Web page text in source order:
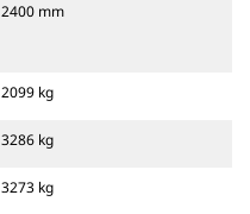
2400 mm
2099 kg
3286 kg
3273 kg